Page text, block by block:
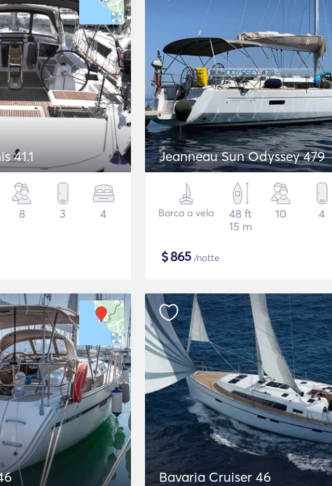
41.1
8 3 4
Jeanneau Sun Odyssey 479
Barca a vela
48 ft
15 m
10 4
$865 /notte
Bavaria Cruiser 46